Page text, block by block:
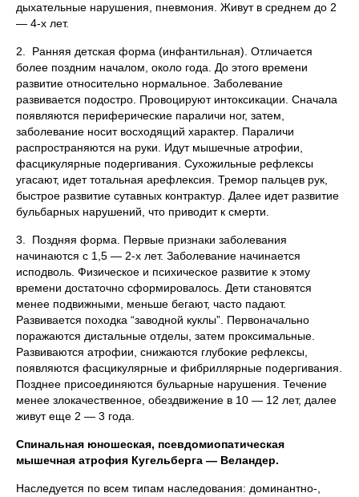
дыхательные нарушения, пневмония. Живут в среднем до 2
— 4-х лет.
2. Ранняя детская форма (инфантильная). Отличается
более поздним началом, около года. До этого времени
развитие относительно нормальное. Заболевание
развивается подостро. Провоцируют интоксикации. Сначала
появляются периферические параличи ног, затем,
заболевание носит восходящий характер. Параличи
распространяются на руки. Идут мышечные атрофии,
фасцикулярные подергивания. Сухожильные рефлексы
угасают, идет тотальная арефлексия. Тремор пальцев рук,
быстрое развитие сутавных контрактур. Далее идет развитие
бульбарных нарушений, что приводит к смерти.
3. Поздняя форма. Первые признаки заболевания
начинаются с 1,5 — 2-х лет. Заболевание начинается
исподволь. Физическое и психическое развитие к этому
времени достаточно сформировалось. Дети становятся
менее подвижными, меньше бегают, часто падают.
Развивается походка “заводной куклы”. Первоначально
поражаются дистальные отделы, затем проксимальные.
Развиваются атрофии, снижаются глубокие рефлексы,
появляются фасцикулярные и фибриллярные подергивания.
Позднее присоединяются бульарные нарушения. Течение
менее злокачественное, обездвижение в 10 — 12 лет, далее
живут еще 2 — 3 года.
Спинальная юношеская, псевдомиопатическая
мышечная атрофия Кугельберга — Веландер.
Наследуется по всем типам наследования: доминантно-,